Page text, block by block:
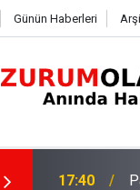
Günün Haberleri
17:40